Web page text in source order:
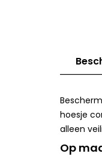
hoesje
alleen
Op